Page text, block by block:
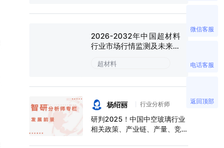
2026-2032年中国超材料
行业市场行情监测及未来趋
超材料
杨绍丽 行业分析师
研判2025！中国中空玻璃行业
相关政策、产业链、产量、竞争
微信客服
电话客服
返回顶部